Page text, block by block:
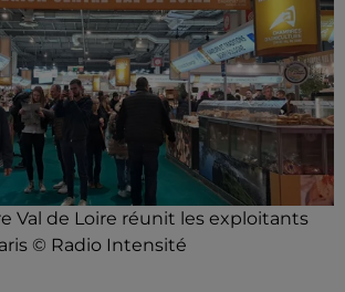
Val de Loire réunit les exploitants
© Radio Intensité